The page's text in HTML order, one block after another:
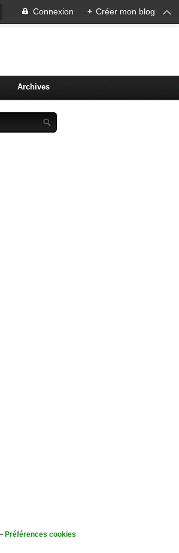
Connexion + Créer mon blog
Archives
Préférences cookies